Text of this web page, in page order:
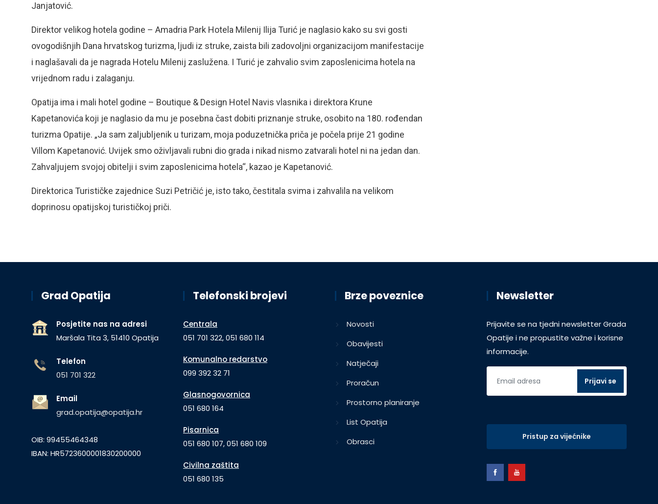
Janjatović.
Direktor velikog hotela godine – Amadria Park Hotela Milenij Ilija Turić je naglasio kako su svi gosti
ovogodišnjih Dana hrvatskog turizma, ljudi iz struke, zaista bili zadovoljni organizacijom manifestacije
i naglašavali da je nagrada Hotelu Milenij zaslužena. I Turić je zahvalio svim zaposlenicima hotela na
vrijednom radu i zalaganju.
Opatija ima i mali hotel godine – Boutique & Design Hotel Navis vlasnika i direktora Krune
Kapetanovića koji je naglasio da mu je posebna čast dobiti priznanje struke, osobito na 180. rođendan
turizma Opatije. „Ja sam zaljubljenik u turizam, moja poduzetnička priča je počela prije 21 godine
Villom Kapetanović. Uvijek smo oživljavali rubni dio grada i nikad nismo zatvarali hotel ni na jedan dan.
Zahvaljujem svojoj obitelji i svim zaposlenicima hotela“, kazao je Kapetanović.
Direktorica Turističke zajednice Suzi Petričić je, isto tako, čestitala svima i zahvalila na velikom
doprinosu opatijskoj turističkoj priči.
Grad Opatija
Posjetite nas na adresi
Maršala Tita 3, 51410 Opatija
Telefon
051 701 322
Email
grad.opatija@opatija.hr
OIB: 99455464348
IBAN: HR5723600001830200000
Telefonski brojevi
Centrala
051 701 322, 051 680 114
Komunalno redarstvo
099 392 32 71
Glasnogovornica
051 680 164
Pisarnica
051 680 107, 051 680 109
Civilna zaštita
051 680 135
Brze poveznice
Novosti
Obavijesti
Natječaji
Proračun
Prostorno planiranje
List Opatija
Obrasci
Newsletter
Prijavite se na tjedni newsletter Grada
Opatije i ne propustite važne i korisne
informacije.
Pristup za vijećnike